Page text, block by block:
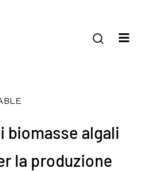
biomasse algali
la produzione